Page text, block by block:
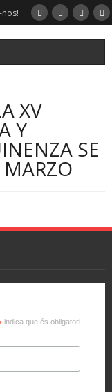
nos!
XV
Y
SE
MARZO
indica que és obligatori